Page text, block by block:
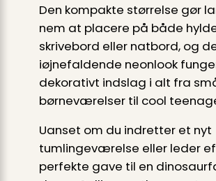
Den kompakte størrelse gør
nem at placere på både
skrivebord eller natbord, og
iøjnefaldende neonlook
dekorativt indslag i alt fra
børneværelser til cool
Uanset om du indretter et nyt
tumlingeværelse eller leder
perfekte gave til en